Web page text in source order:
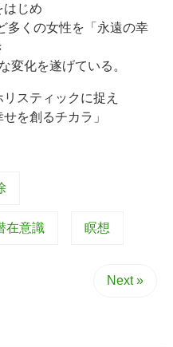
はじめ
多くの女性を「永遠の幸
変化を遂げている。
スティックに捉え
を創るチカラ」
在意識 瞑想
Next »